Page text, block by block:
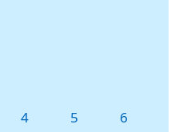
42026
5 6